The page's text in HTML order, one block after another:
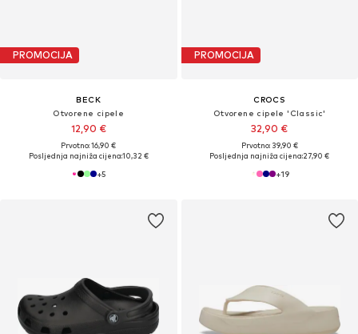
PROMOCIJA
BECK
Otvorene cipele
12,90 €
Prvotno: 16,90 €
Posljednja najniža cijena:10,32 €
+5
PROMOCIJA
CROCS
Otvorene cipele 'Classic'
32,90 €
Prvotno: 39,90 €
Posljednja najniža cijena:27,90 €
+19